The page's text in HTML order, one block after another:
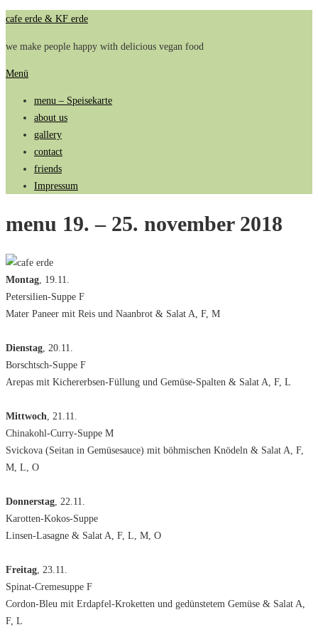
Zum
springen
cafe erde & KF erde
we make people happy with delicious vegan food
Menü
menu – Speisekarte
about us
gallery
contact
friends
Impressum
menu 19. – 25. november 2018
Montag, 19.11.
Petersilien-Suppe F
Mater Paneer mit Reis und Naanbrot & Salat A, F, M
Dienstag, 20.11.
Borschtsch-Suppe F
Arepas mit Kichererbsen-Füllung und Gemüse-Spalten & Salat A, F, L
Mittwoch, 21.11.
Chinakohl-Curry-Suppe M
Svickova (Seitan in Gemüsesauce) mit böhmischen Knödeln & Salat A, F,
M, L, O
Donnerstag, 22.11.
Karotten-Kokos-Suppe
Linsen-Lasagne & Salat A, F, L, M, O
Freitag, 23.11.
Spinat-Cremesuppe F
Cordon-Bleu mit Erdapfel-Kroketten und gedünstetem Gemüse & Salat A,
F, L